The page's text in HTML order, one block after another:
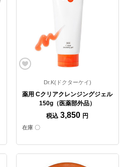
Dr.K(ドクターケイ)
薬用 Cクリアクレンジングジェル
150g（医薬部外品）
税込 3,850 円
在庫 〇